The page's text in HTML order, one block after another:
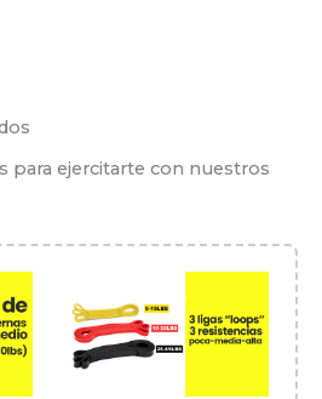
para ejercitarte con nuestros